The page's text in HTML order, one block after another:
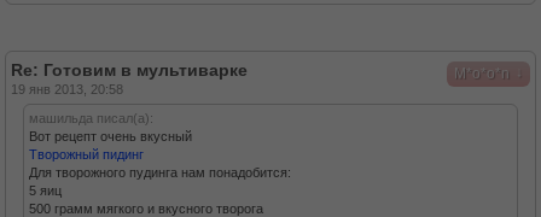
M*o*o*n
Re: Готовим в мультиварке
19 янв 2013, 20:58
машильда писал(а):
Вот рецепт очень вкусный
Творожный пидинг
Для творожного пудинга нам понадобится:
5 яиц
500 грамм мягкого и вкусного творога